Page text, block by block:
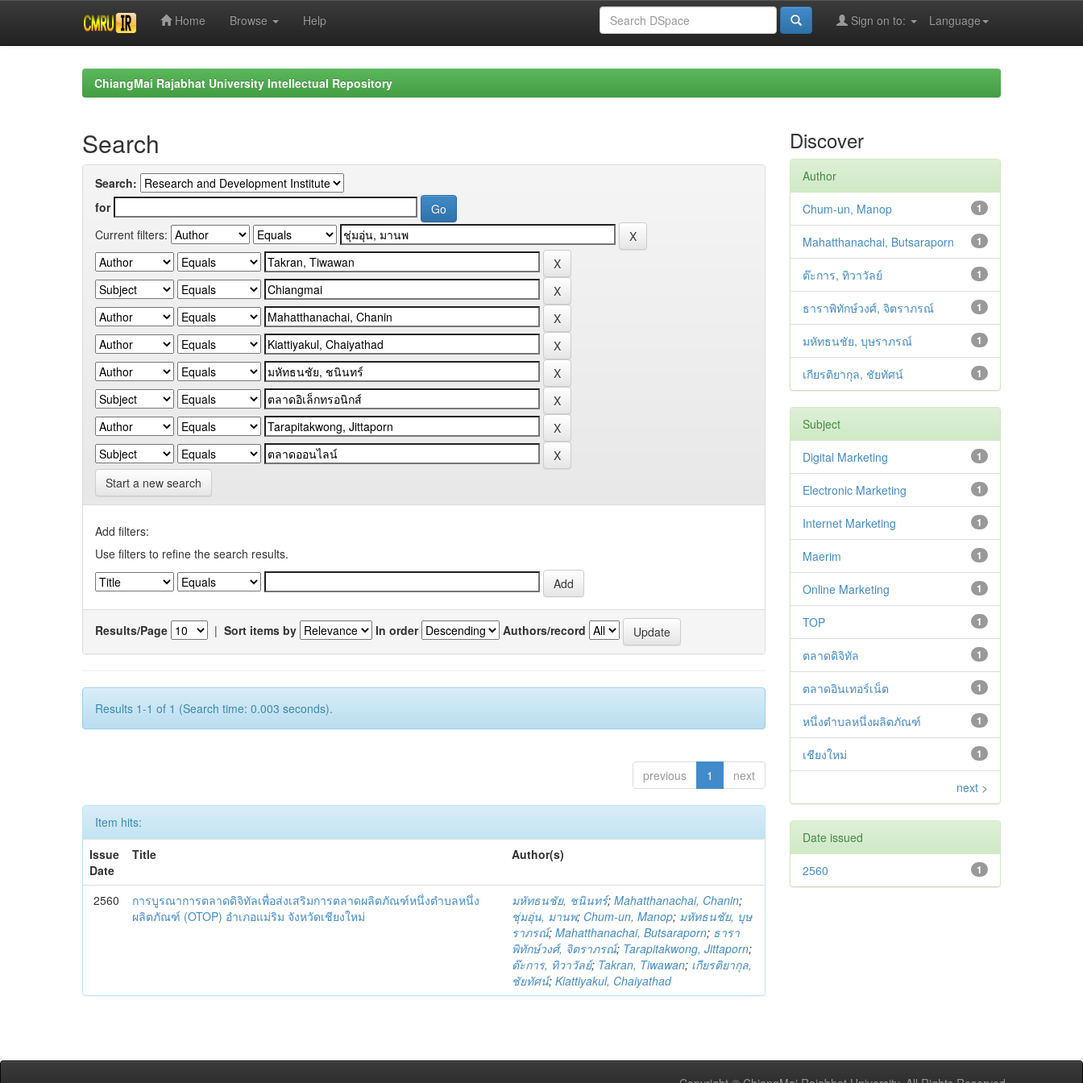
Home Browse Help Language
Sign on to:
ChiangMai Rajabhat University Intellectual Repository
Search
Search:
for
Current filters:
Start a new search
Add filters:
Use filters to refine the search results.
Results/Page | Sort items by In order Authors/record
Results 1-1 of 1 (Search time: 0.003 seconds).
previous 1 next
Item hits:
Issue
Date
Title Author(s)
2560
การบูรณาการตลาดดิจิทัลเพื่อส่งเสริมการตลาดผลิตภัณฑ์หนึ่งตำบลหนึ่ง
ผลิตภัณฑ์ (OTOP) อำเภอแม่ริม จังหวัดเชียงใหม่
มหัทธนชัย, ชนินทร์;Mahatthanachai, Chanin;
ชุ่มอุ่น, มานพ; Chum-un, Manop; มหัทธนชัย, บุษ
ราภรณ์;Mahatthanachai, Butsaraporn; ธารา
พิทักษ์วงศ์, จิตราภรณ์; Tarapitakwong, Jittaporn;
ต๊ะการ, ทิวาวัลย์; Takran, Tiwawan; เกียรติยากุล,
ชัยทัศน์;Kiattiyakul, Chaiyathad
Discover
Author
1
Chum-un, Manop
1
Mahatthanachai, Butsaraporn
1
ต๊ะการ, ทิวาวัลย์
1
ธาราพิทักษ์วงศ์, จิตราภรณ์
1
มหัทธนชัย, บุษราภรณ์
1
เกียรติยากุล, ชัยทัศน์
Subject
1
Digital Marketing
1
Electronic Marketing
1
Internet Marketing
1
Maerim
1
Online Marketing
1
TOP
1
ตลาดดิจิทัล
1
ตลาดอินเทอร์เน็ต
1
หนึ่งตำบลหนึ่งผลิตภัณฑ์
1
เชียงใหม่
next >
Date issued
1
2560